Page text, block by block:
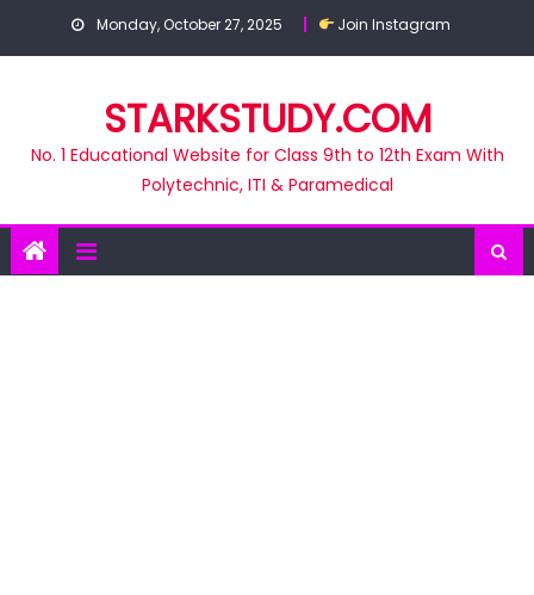
Monday, October 27, 2025 Join Instagram
STARKSTUDY.COM
No. 1 Educational Website for Class 9th to 12th Exam With
Polytechnic, ITI & Paramedical